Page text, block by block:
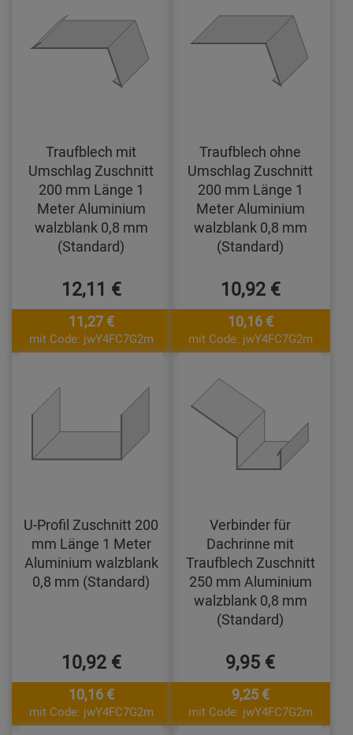
Traufblech mit
Umschlag Zuschnitt
200 mm Länge 1
Meter Aluminium
walzblank 0,8 mm
(Standard)
12,11 €
11,27 €
mit Code: jwY4FC7G2m
Traufblech ohne
Umschlag Zuschnitt
200 mm Länge 1
Meter Aluminium
walzblank 0,8 mm
(Standard)
10,92 €
10,16 €
mit Code: jwY4FC7G2m
U-Profil Zuschnitt 200
mm Länge 1 Meter
Aluminium walzblank
0,8 mm (Standard)
10,92 €
10,16 €
mit Code: jwY4FC7G2m
Verbinder für
Dachrinne mit
Traufblech Zuschnitt
250 mm Aluminium
walzblank 0,8 mm
(Standard)
9,95 €
9,25 €
mit Code: jwY4FC7G2m